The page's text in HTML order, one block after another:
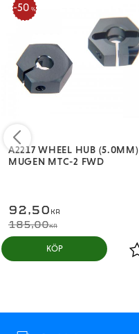
A2217 WHEEL HUB (5.0MM)
MUGEN MTC-2 FWD
92,50 KR
185,00KR
50 %
KÖP